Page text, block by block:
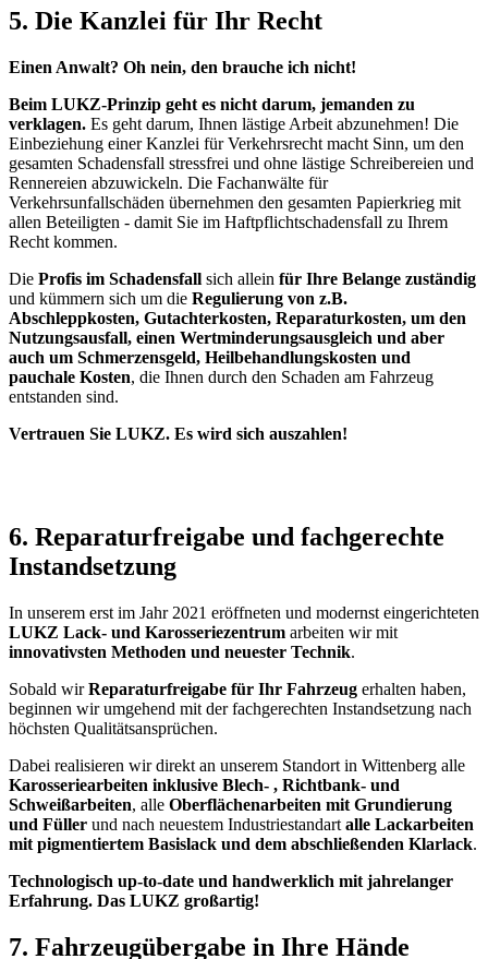
5. Die Kanzlei für Ihr Recht
Einen Anwalt? Oh nein, den brauche ich nicht!
Beim LUKZ-Prinzip geht es nicht darum, jemanden zu
verklagen. Es geht darum, Ihnen lästige Arbeit abzunehmen! Die
Einbeziehung einer Kanzlei für Verkehrsrecht macht Sinn, um den
gesamten Schadensfall stressfrei und ohne lästige Schreibereien und
Rennereien abzuwickeln. Die Fachanwälte für
Verkehrsunfallschäden übernehmen den gesamten Papierkrieg mit
allen Beteiligten - damit Sie im Haftpflichtschadensfall zu Ihrem
Recht kommen.
Die Profis im Schadensfall sich allein für Ihre Belange zuständig
und kümmern sich um die Regulierung von z.B.
Abschleppkosten, Gutachterkosten, Reparaturkosten, um den
Nutzungsausfall, einen Wertminderungsausgleich und aber
auch um Schmerzensgeld, Heilbehandlungskosten und
pauchale Kosten, die Ihnen durch den Schaden am Fahrzeug
entstanden sind.
Vertrauen Sie LUKZ. Es wird sich auszahlen!
6. Reparaturfreigabe und fachgerechte
Instandsetzung
In unserem erst im Jahr 2021 eröffneten und modernst eingerichteten
LUKZ Lack- und Karosseriezentrum arbeiten wir mit
innovativsten Methoden und neuester Technik.
Sobald wirReparaturfreigabe für Ihr Fahrzeug erhalten haben,
beginnen wir umgehend mit der fachgerechten Instandsetzung nach
höchsten Qualitätsansprüchen.
Dabei realisieren wir direkt an unserem Standort in Wittenberg alle
Karosseriearbeiten inklusive Blech- , Richtbank- und
Schweißarbeiten, alle Oberflächenarbeiten mit Grundierung
und Füller und nach neuestem Industriestandart alle Lackarbeiten
mit pigmentiertem Basislack und dem abschließenden Klarlack.
Technologisch up-to-date und handwerklich mit jahrelanger
Erfahrung. Das LUKZ großartig!
7. Fahrzeugübergabe in Ihre Hände